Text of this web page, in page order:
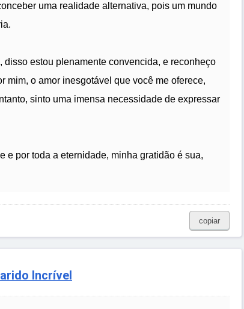
uma realidade alternativa, pois um mundo
estou plenamente convencida, e reconheço
mim, o amor inesgotável que você me oferece,
sinto uma imensa necessidade de expressar
e por toda a eternidade, minha gratidão é sua,
copiar
Incrível